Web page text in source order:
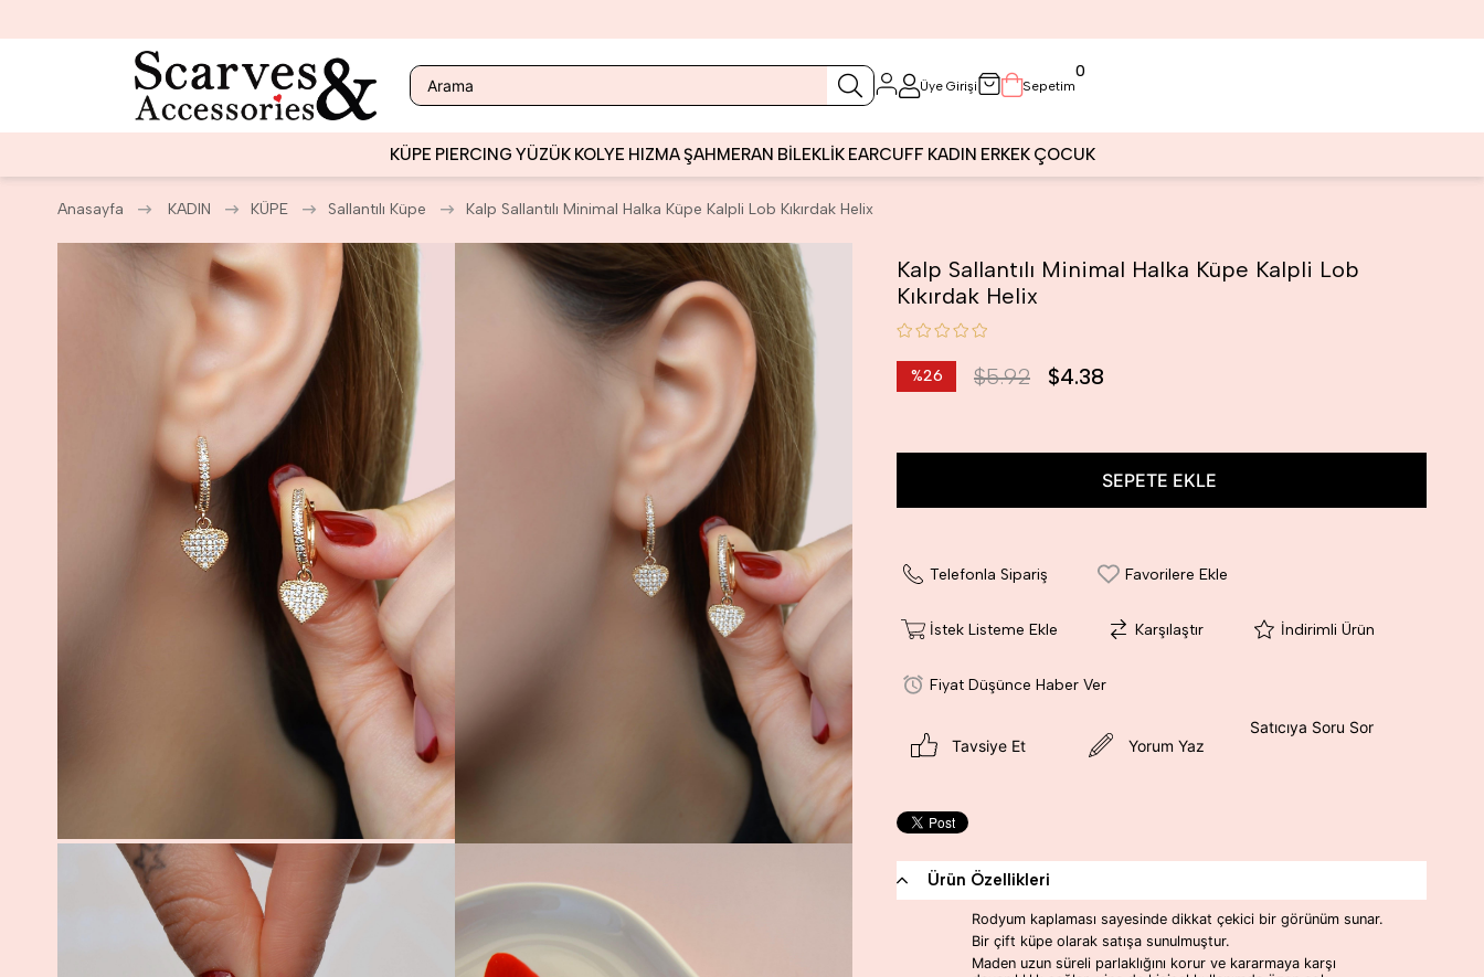
Üye Girişi Sepetim
0
KÜPE PIERCING YÜZÜK KOLYE HIZMAŞAHMERAN BİLEKLİK EARCUFF KADIN ERKEK ÇOCUK
Anasayfa KADIN KÜPE Sallantılı Küpe Kalp Sallantılı Minimal Halka Küpe Kalpli Lob Kıkırdak Helix
Kalp Sallantılı Minimal Halka Küpe Kalpli Lob
Kıkırdak Helix
%26
$5.92 $4.38
Telefonla Sipariş Favorilere Ekle
İstek Listeme Ekle Karşılaştır İndirimli Ürün
Fiyat Düşünce Haber Ver
Tavsiye Et Yorum Yaz
Satıcıya Soru Sor
Ürün Özellikleri
Rodyum kaplaması sayesinde dikkat çekici bir görünüm sunar.
Bir çift küpe olarak satışa sunulmuştur.
Maden uzun süreli parlaklığını korur ve kararmaya karşı